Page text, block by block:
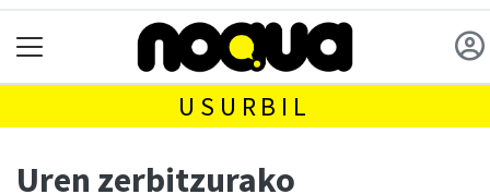
USURBIL
Uren zerbitzurako